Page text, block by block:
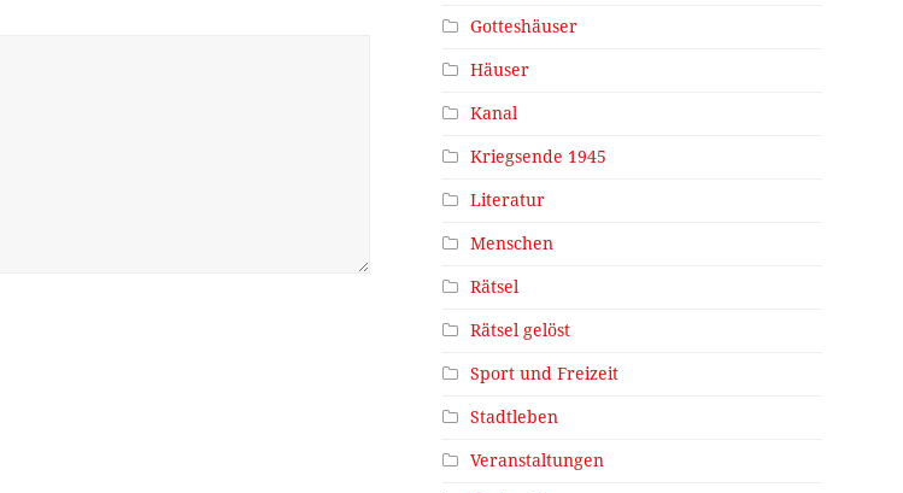
Gotteshäuser
Häuser
Kanal
Kriegsende 1945
Literatur
Menschen
Rätsel
Rätsel gelöst
Sport und Freizeit
Stadtleben
Veranstaltungen